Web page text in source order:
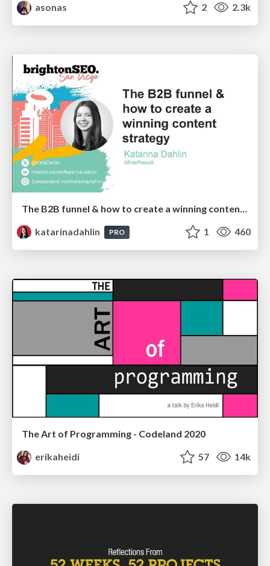
asonas
2 2.3k
The B2B funnel & how to create a winning content strategy
katarinadahlin
PRO 1 460
The Art of Programming - Codeland 2020
erikaheidi
57 14k